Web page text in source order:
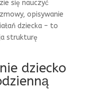
się nauczyć
opisywanie
dziecka – to
strukturę
dziecko